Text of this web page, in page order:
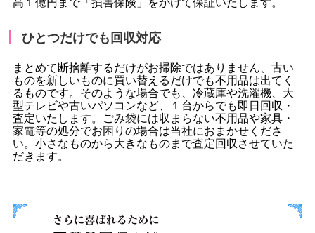
高１億円まで「損害保険」をかけて保証いたします。
ひとつだけでも回収対応
まとめて断捨離するだけがお掃除ではありません、古い
ものを新しいものに買い替えるだけでも不用品は出てく
るものです。そのような場合でも、冷蔵庫や洗濯機、大
型テレビや古いパソコンなど、１台からでも即日回収・
査定いたします。ごみ袋には収まらない不用品や家具・
家電等の処分でお困りの場合は当社におまかせくださ
い。小さなものから大きなものまで査定回収させていた
だきます。